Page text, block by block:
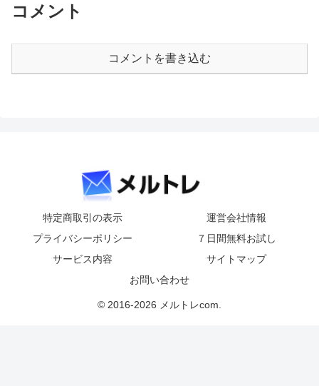
コメント
コメントを書き込む
特定商取引の表示
運営会社情報
プライバシーポリシー
７日間無料お試し
サービス内容
サイトマップ
お問い合わせ
© 2016-2026 メルトレcom.